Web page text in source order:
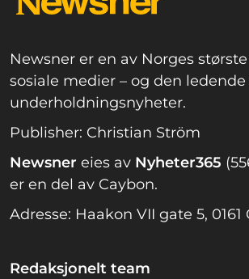
Newsner er en av Norges
sosiale medier – og den
underholdningsnyheter.
Publisher: Christian Ström
Newsner eies av Nyheter365
er en del av Caybon.
Adresse: Haakon VII gate 5, 0161
Redaksjonelt team